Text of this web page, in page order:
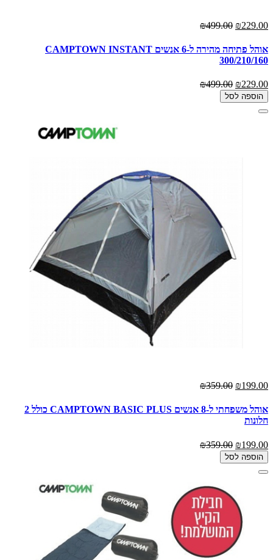
₪229.00
₪499.00
אוהל פתיחה מהירה ל-6 אנשים CAMPTOWN INSTANT
300/210/160
₪229.00
₪499.00
הוספה לסל
₪199.00
₪359.00
אוהל משפחתי ל-8 אנשים CAMPTOWN BASIC PLUS כולל 2
חלונות
₪199.00
₪359.00
הוספה לסל